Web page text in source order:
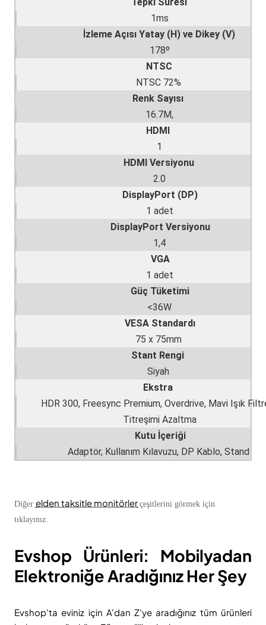
1ms
İzleme Açısı Yatay (H) ve Dikey (V)
178º
NTSC
NTSC 72%
Renk Sayısı
16.7M,
HDMI
1
HDMI Versiyonu
2.0
DisplayPort (DP)
1 adet
DisplayPort Versiyonu
1,4
VGA
1 adet
Güç Tüketimi
<36W
VESA Standardı
75 x 75mm
Stant Rengi
Siyah
Ekstra
HDR 300, Freesync Premium, Overdrive, Mavi Işık
Titreşimi Azaltma
Kutu İçeriği
Adaptör, Kullanım Kılavuzu, DP Kablo, Stand
Diğer elden taksitle monitörler çeşitlerini görmek için
tıklayınız.
Evshop Ürünleri: Mobilyadan
Elektroniğe Aradığınız Her Şey
Evshop'ta eviniz için A'dan Z'ye aradığınız tüm ürünleri